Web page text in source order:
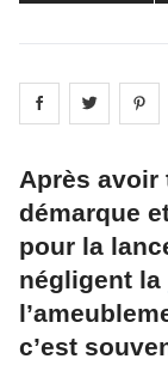
Share onShare on
Après avoir
démarque
pour la
négligent la
c’est